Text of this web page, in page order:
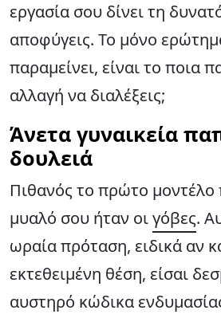
εργασία σου δίνει τη
αποφύγεις. Το μόνο
παραμείνει, είναι το ποια
αλλαγή να διαλέξεις;
Άνετα γυναικεία
δουλειά
Πιθανός το πρώτο
μυαλό σου ήταν οιγόβες.
ωραία πρόταση, ειδικά αν
εκτεθειμένη θέση, είσαι
αυστηρό κώδικα